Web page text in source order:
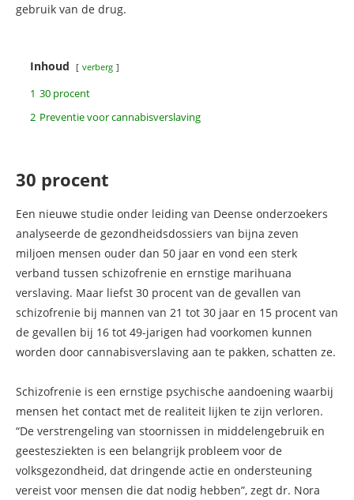
gebruik van de drug.
Inhoud verberg
1 30 procent
2 Preventie voor cannabisverslaving
30 procent
Een nieuwe studie onder leiding van Deense onderzoekers
analyseerde de gezondheidsdossiers van bijna zeven
miljoen mensen ouder dan 50 jaar en vond een sterk
verband tussen schizofrenie en ernstige marihuana
verslaving. Maar liefst 30 procent van de gevallen van
schizofrenie bij mannen van 21 tot 30 jaar en 15 procent van
de gevallen bij 16 tot 49-jarigen had voorkomen kunnen
worden door cannabisverslaving aan te pakken, schatten ze.
Schizofrenie is een ernstige psychische aandoening waarbij
mensen het contact met de realiteit lijken te zijn verloren.
“De verstrengeling van stoornissen in middelengebruik en
geestesziekten is een belangrijk probleem voor de
volksgezondheid, dat dringende actie en ondersteuning
vereist voor mensen die dat nodig hebben”, zegt dr. Nora